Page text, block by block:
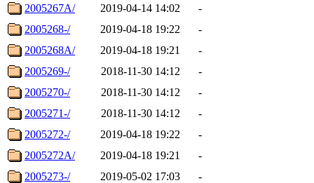
2005267A/ 2019-04-14 14:02
-
2005268-/
2019-04-18 19:22
-
2005268A/
2019-04-18 19:21
-
2005269-/
2018-11-30 14:12
-
2005270-/
2018-11-30 14:12
-
2005271-/
2018-11-30 14:12
-
2005272-/
2019-04-18 19:22
-
2005272A/
2019-04-18 19:21
-
2005273-/
2019-05-02 17:03
-